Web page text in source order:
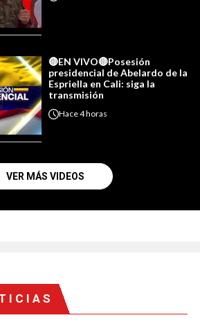
🔴EN VIVO🔴Posesión
presidencial de Abelardo de la
Espriella en Cali: siga la
transmisión
Hace4 horas
VER MÁS VIDEOS